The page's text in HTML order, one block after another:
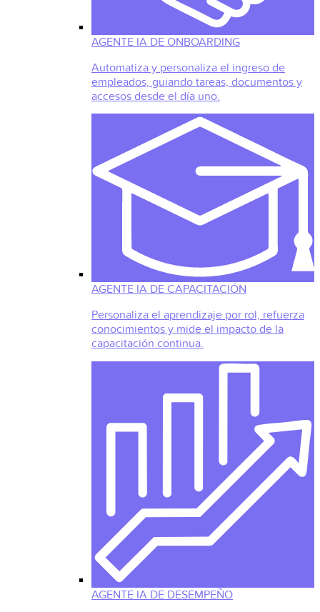
AGENTE IA DE ONBOARDING
Automatiza y personaliza el ingreso de
empleados, guiando tareas, documentos y
accesos desde el día uno.
AGENTE IA DE CAPACITACIÓN
Personaliza el aprendizaje por rol, refuerza
conocimientos y mide el impacto de la
capacitación continua.
AGENTE IA DE DESEMPEÑO